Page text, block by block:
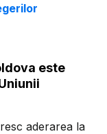
este
aderarea la